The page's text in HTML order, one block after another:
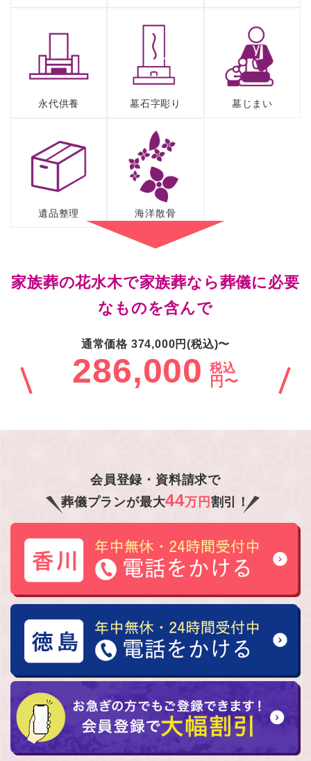
永代供養 墓⽯字彫り 墓じまい
遺品整理 海洋散骨
家族葬の花水木で家族葬なら葬儀に必要
なものを含んで
通常価格 374,000円(税込)〜
286,000 税込
円〜
会員登録・資料請求で
葬儀プランが最大44万円 割引！